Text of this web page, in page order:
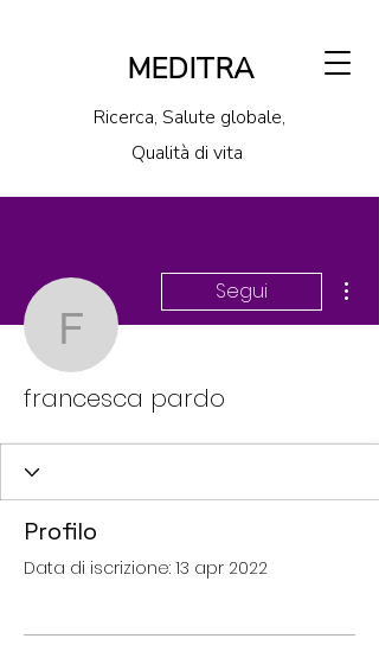
MEDITRA
Ricerca, Salute globale,
Qualità di vita
francesca pardo
Segui
francesca pardo
Profilo
Data di iscrizione: 13 apr 2022